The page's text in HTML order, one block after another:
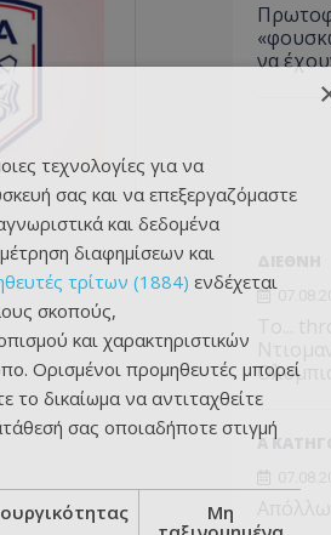
να
Το...
Α
τεχνολογίες για να
σας και να επεξεργαζόμαστε
και δεδομένα
διαφημίσεων και
τρίτων (1884) ενδέχεται
σκοπούς,
και χαρακτηριστικών
Ορισμένοι προμηθευτές μπορεί
το δικαίωμα να αντιταχθείτε
σας οποιαδήποτε στιγμή
Μη